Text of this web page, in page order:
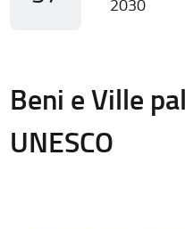
2030
Beni e Ville
UNESCO